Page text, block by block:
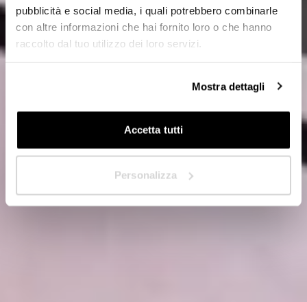
pubblicità e social media, i quali potrebbero combinarle
con altre informazioni che hai fornito loro o che hanno
raccolto dal tuo utilizzo dei loro servizi.
Mostra dettagli
Accetta tutti
Personalizza
Distributeur
Suivant